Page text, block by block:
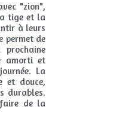
"zion",
tige et la
à leurs
permet de
amorti et
La
et douce,
durables.
de la